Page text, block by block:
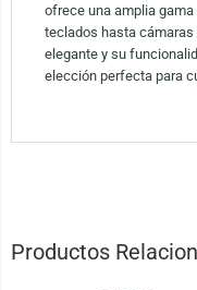
ofrece una amplia
teclados hasta
elegante y su
elección perfecta para
Productos